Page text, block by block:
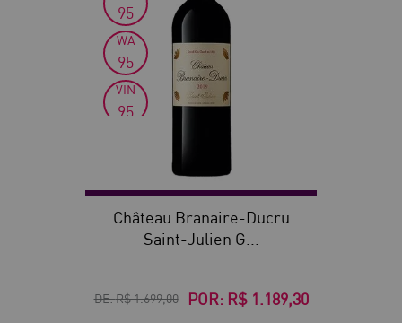
95
WA
95
VIN
95
Château Branaire-Ducru
Saint-Julien G...
DE:R$ 1.699,00 POR: R$ 1.189,30